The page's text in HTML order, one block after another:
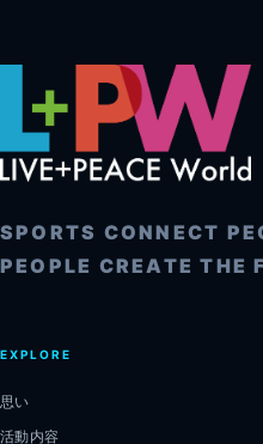
SPORTS CONNECT
PEOPLE CREATE THE
EXPLORE
思い
活動内容